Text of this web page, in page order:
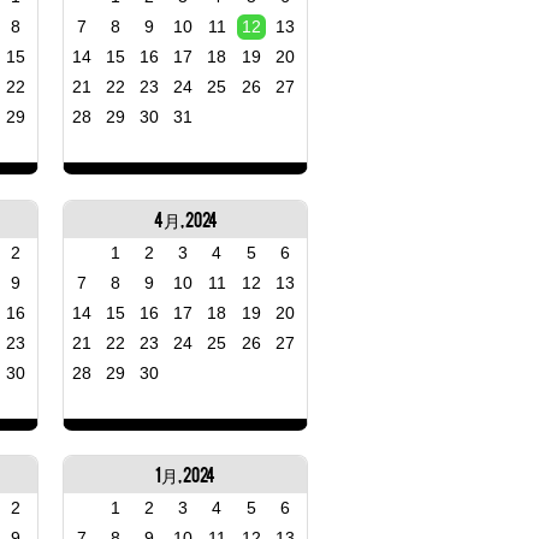
7
8 9 10 11 12
13
14
15 16 17 18 19
20
21
22 23 24 25 26
27
28
29 30 31
8
15
22
29
4月, 2024
1 2 3 4 5
6
7
8 9 10 11 12
13
14
15 16 17 18 19
20
21
22 23 24 25 26
27
28
29 30
2
9
16
23
30
1月, 2024
1 2 3 4 5
6
2